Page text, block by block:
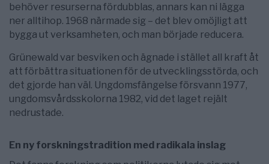
behöver resurserna fördubblas, annars kan ni lägga
ner alltihop. 1968 närmade sig – det blev omöjligt att
bygga ut verksamheten, och man började reducera.
Grünewald var besviken och ägnade i stället all kraft åt
att förbättra situationen för de utvecklingsstörda, och
det gjorde han väl. Ungdomsfängelse försvann 1977,
ungdomsvårdsskolorna 1982, vid det laget rejält
nedrustade.
En ny forskningstradition med radikala inslag